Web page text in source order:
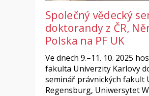
Společný vědecký
doktorandy z ČR,
Polska na PF UK
Ve dnech 9.–11. 10. 2025
fakulta Univerzity Karlovy
seminář právnických fakult
Regensburg, Uniwersytet